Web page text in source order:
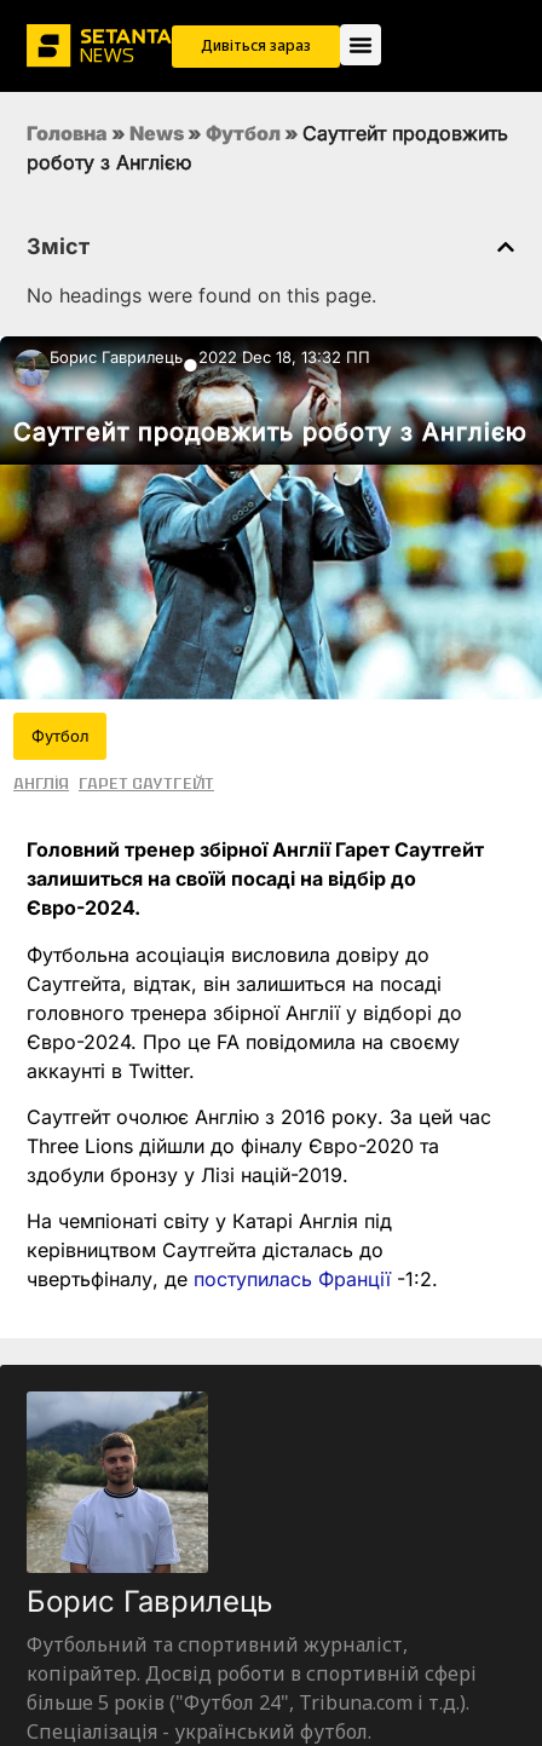
Дивіться зараз
Головна » News » Футбол » Саутгейт продовжить
роботу з Англією
Зміст
No headings were found on this page.
Борис Гаврилець●2022 Dec 18, 13:32 ПП
Саутгейт продовжить роботу з Англією
Футбол
Англія Гарет Саутгейт
Головний тренер збірної Англії Гарет Саутгейт
залишиться на своїй посаді на відбір до
Євро-2024.
Футбольна асоціація висловила довіру до
Саутгейта, відтак, він залишиться на посаді
головного тренера збірної Англії у відборі до
Євро-2024. Про це FA повідомила на своєму
аккаунті в Twitter.
Саутгейт очолює Англію з 2016 року. За цей час
Three Lions дійшли до фіналу Євро-2020 та
здобули бронзу у Лізі націй-2019.
На чемпіонаті світу у Катарі Англія під
керівництвом Саутгейта дісталась до
чвертьфіналу, де поступилась Франції -1:2.
Борис Гаврилець
Футбольний та спортивний журналіст,
копірайтер. Досвід роботи в спортивній сфері
більше 5 років ("Футбол 24", Tribuna.com і т.д.).
Спеціалізація - український футбол.